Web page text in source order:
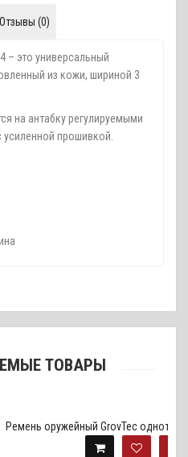
Отзывы (0)
– это универсальный
из кожи, шириной 3
на антабку регулируемыми
прошивкой.
ТОВАРЫ